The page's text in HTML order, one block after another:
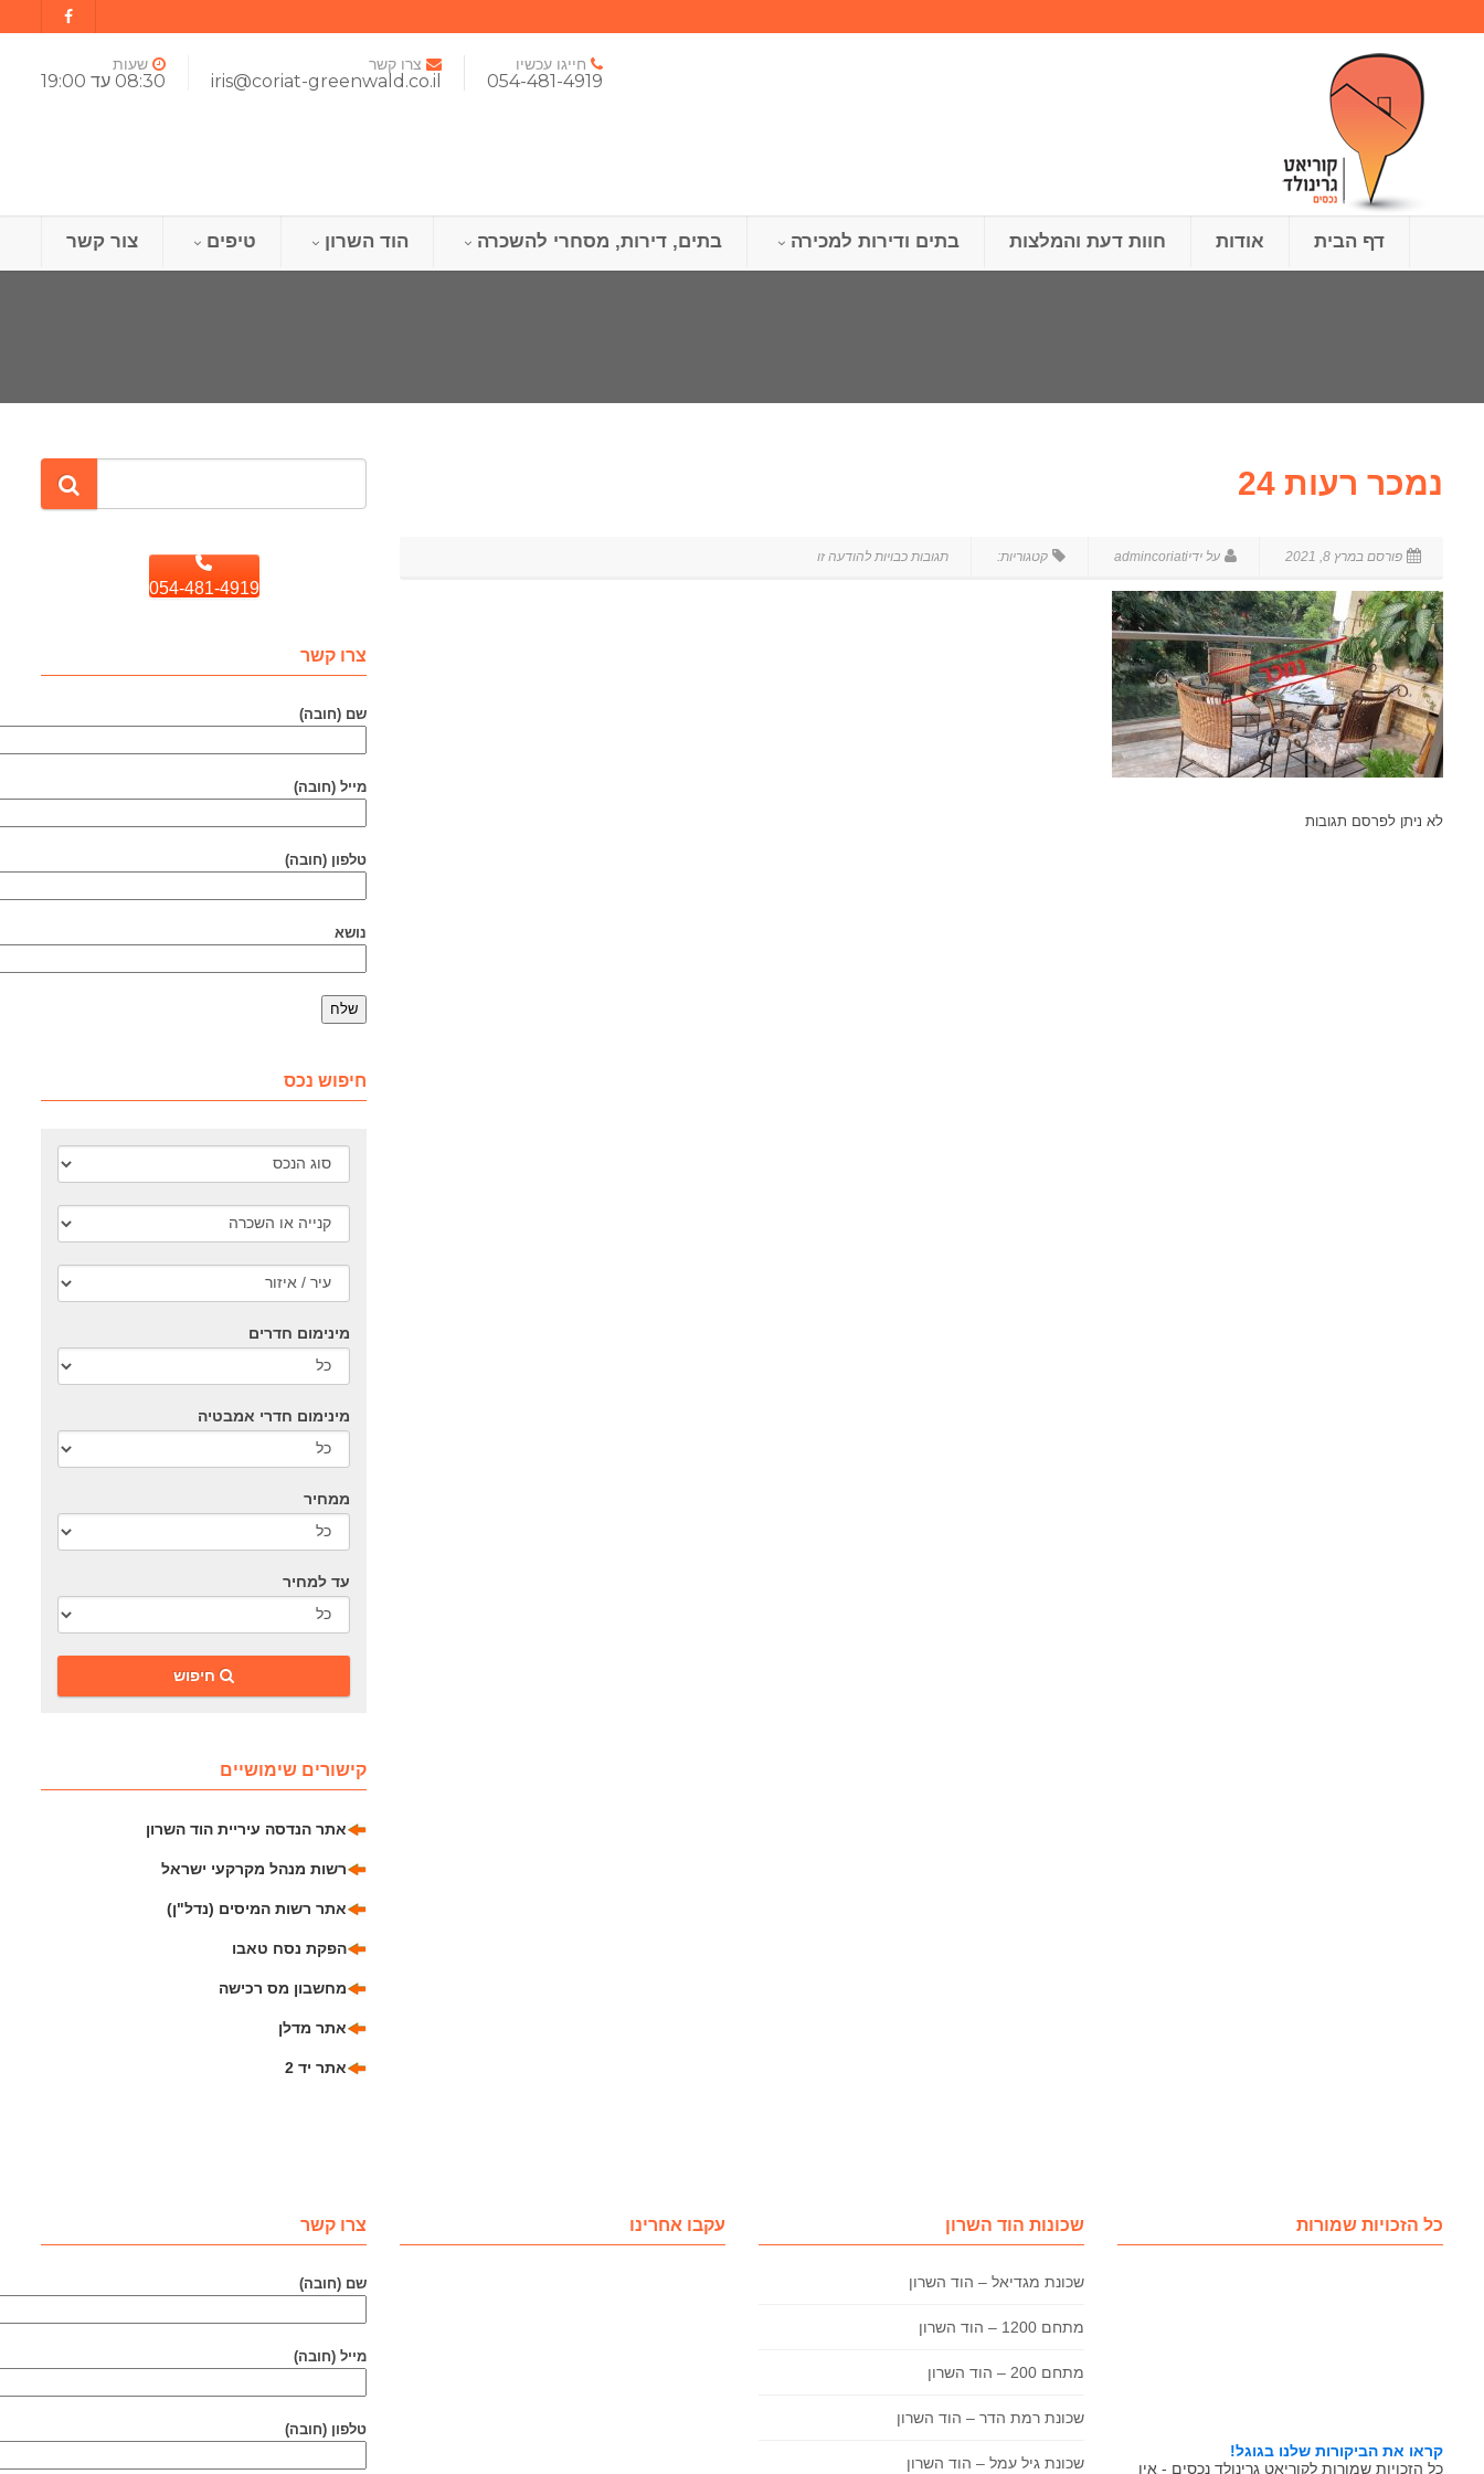
חייגו עכשיו
054-481-4919
צרו קשר
iris@coriat-greenwald.co.il
שעות
08:30 עד 19:00
צור קשר טיפים הוד השרון בתים, דירות, מסחרי להשכרה בתים ודירות למכירה חוות דעת והמלצות אודות דף הבית
נמכר רעות 24
לא ניתן לפרסם תגובות
054-481-4919
צרו קשר
שם (חובה)
מייל (חובה)
טלפון (חובה)
נושא
חיפוש נכס
מינימום חדרים
מינימום חדרי אמבטיה
ממחיר
עד למחיר
‎חיפוש
קישורים שימושיים
אתר הנדסה עיריית הוד השרון
רשות מנהל מקרקעי ישראל
אתר רשות המיסים (נדל"ן)
הפקת נסח טאבו
מחשבון מס רכישה
אתר מדלן
אתר יד 2
כל הזכויות שמורות
קראו את הביקורות שלנו בגוגל!
כל הזכויות שמורות לקוריאט גרינולד נכסים - אין
שכונות הוד השרון
שכונת מגדיאל – הוד השרון
מתחם 1200 – הוד השרון
מתחם 200 – הוד השרון
שכונת רמת הדר – הוד השרון
שכונת גיל עמל – הוד השרון
עקבו אחרינו צרו קשר
שם (חובה)
מייל (חובה)
טלפון (חובה)